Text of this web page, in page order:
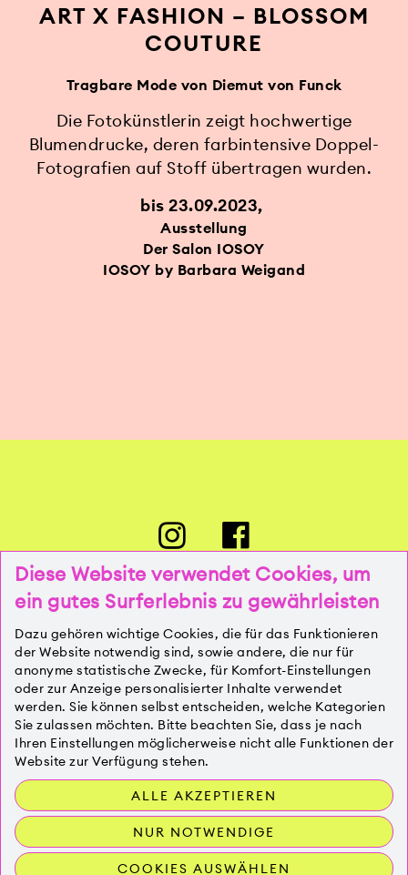
ART X FASHION – BLOSSOM
COUTURE
Tragbare Mode von Diemut von Funck
Die Fotokünstlerin zeigt hochwertige
Blumendrucke, deren farbintensive Doppel-
Fotografien auf Stoff übertragen wurden.
bis 23.09.2023
Ausstellung
Der Salon IOSOY
IOSOY by Barbara Weigand
PRESSE
KONTAKT
IMPRESSUM
DATENSCHUTZ
Diese Website verwendet Cookies, um
ein gutes Surferlebnis zu gewährleisten
Dazu gehören wichtige Cookies, die für das Funktionieren
der Website notwendig sind, sowie andere, die nur für
anonyme statistische Zwecke, für Komfort-Einstellungen
oder zur Anzeige personalisierter Inhalte verwendet
werden. Sie können selbst entscheiden, welche Kategorien
Sie zulassen möchten. Bitte beachten Sie, dass je nach
Ihren Einstellungen möglicherweise nicht alle Funktionen der
Website zur Verfügung stehen.
ALLE AKZEPTIEREN
NUR NOTWENDIGE
COOKIES AUSWÄHLEN